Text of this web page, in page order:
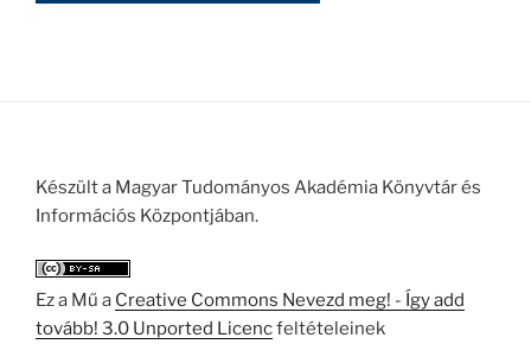
Készült a Magyar Tudományos Akadémia Könyvtár és
Információs Központjában.
Ez a Mű a Creative Commons Nevezd meg! - Így add
tovább! 3.0 Unported Licencfeltételeinek